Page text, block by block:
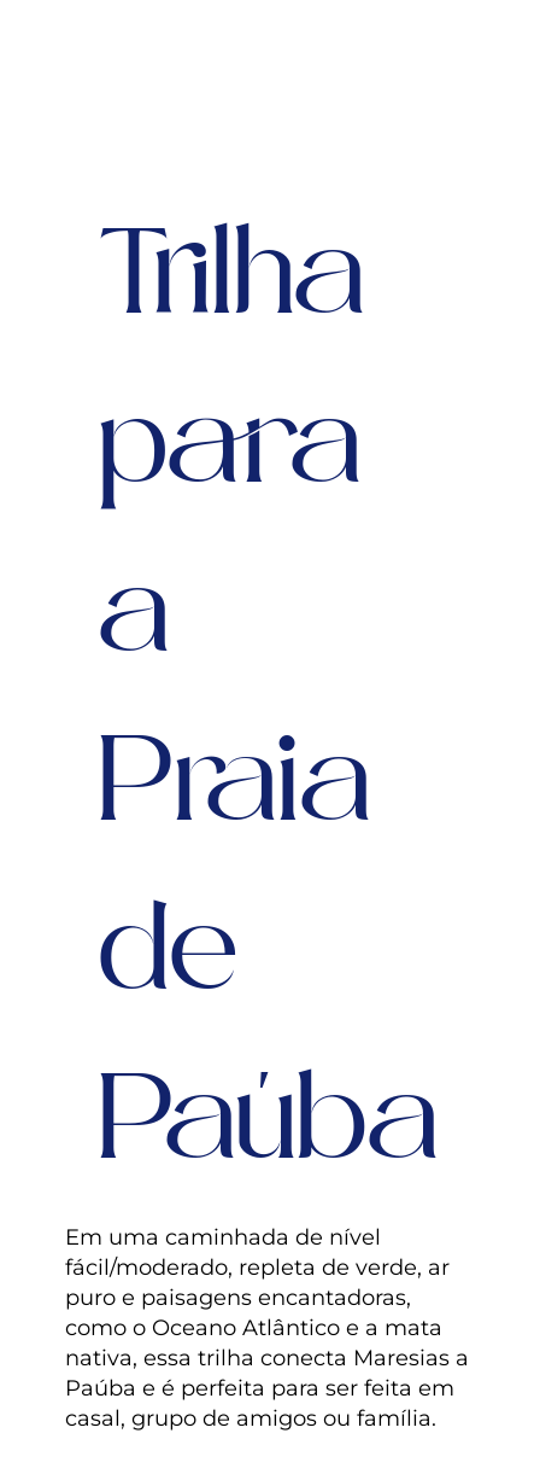
Trilha
para
a
Praia
de
Paúba
Em uma caminhada de nível
fácil/moderado, repleta de verde, ar
puro e paisagens encantadoras,
como o Oceano Atlântico e a mata
nativa, essa trilha conecta Maresias a
Paúba e é perfeita para ser feita em
casal, grupo de amigos ou família.